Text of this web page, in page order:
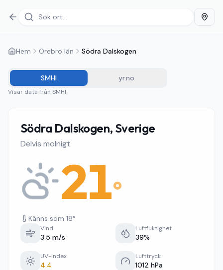
Hem Örebro län Södra Dalskogen
SMHI yr.no
Visar data från SMHI
Södra Dalskogen, Sverige
Delvis molnigt
21°
Känns som 18°
Vind
3.5 m/s
Luftfuktighet
39%
UV-index
4.4
Lufttryck
1012 hPa